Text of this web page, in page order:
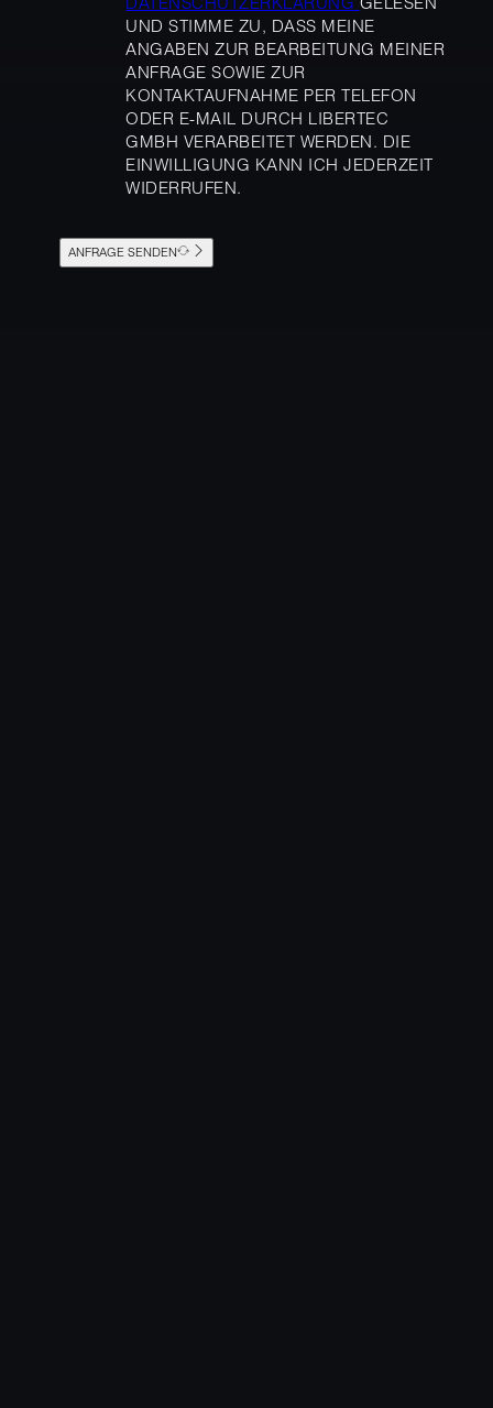
UND STIMME ZU, DASS MEINE
ANGABEN ZUR BEARBEITUNG MEINER
ANFRAGE SOWIE ZUR
KONTAKTAUFNAHME PER TELEFON
ODER E-MAIL DURCH LIBERTEC
GMBH VERARBEITET WERDEN. DIE
EINWILLIGUNG KANN ICH JEDERZEIT
WIDERRUFEN.
ANFRAGE SENDEN